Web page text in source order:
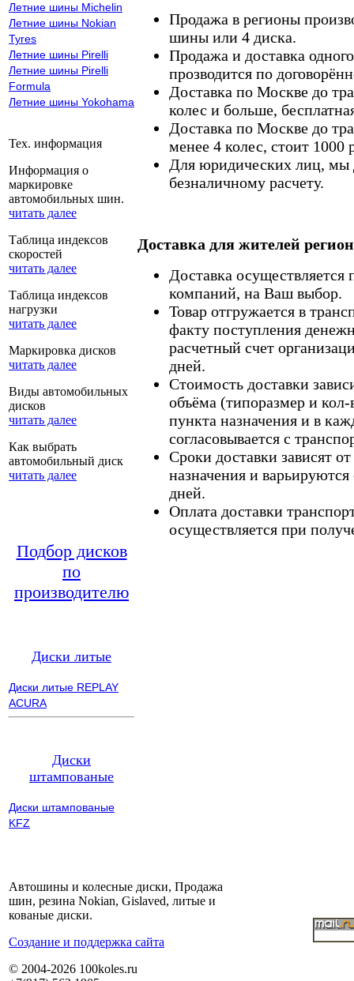
Летние шины Michelin
Летние шины Nokian
Tyres
Летние шины Pirelli
Летние шины Pirelli
Formula
Летние шины Yokohama
Тех. информация
Информация о
маркировке
автомобильных шин.
читать далее
Таблица индексов
скоростей
читать далее
Таблица индексов
нагрузки
читать далее
Маркировка дисков
читать далее
Виды автомобильных
дисков
читать далее
Как выбрать
автомобильный диск
читать далее
Подбор дисков
по
производителю
Диски литые
Диски литые REPLAY
ACURA
Диски
штампованые
Диски штампованые
KFZ
Продажа в регионы
шины или 4 диска.
Продажа и доставка
прозводится по
Доставка по Москве до
колес и больше,
Доставка по Москве до
менее 4 колес, стоит 1000
Для юридических лиц, мы
безналичному расчету.
Доставка для жителей
Доставка
компаний, на Ваш выбор.
Товар отгружается в
факту поступления
расчетный счет
дней.
Стоимость доставки
объёма (типоразмер и кол-
пункта назначения и в
согласовывается с
Сроки доставки зависят
назначения и
дней.
Оплата доставки
осуществляется при
Автошины и колесные диски, Продажа
шин, резина Nokian, Gislaved, литые и
кованые диски.
Cоздание и поддержка сайта
© 2004-2026 100koles.ru